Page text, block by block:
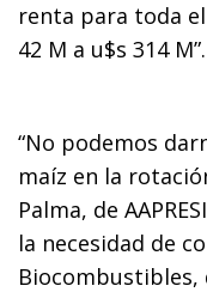
renta para toda
42 M a u$s 314 M”.
“No podemos
maíz en la
Palma, de
la necesidad de
Biocombustibles,